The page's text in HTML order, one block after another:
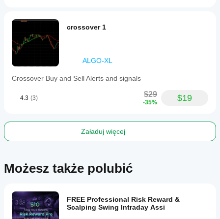
crossover 1
ALGO-XL
Crossover Buy and Sell Alerts and signals
4.3 (3) $29
-35% $19
Załaduj więcej
Możesz także polubić
FREE Professional Risk Reward &
Scalping Swing Intraday Assi